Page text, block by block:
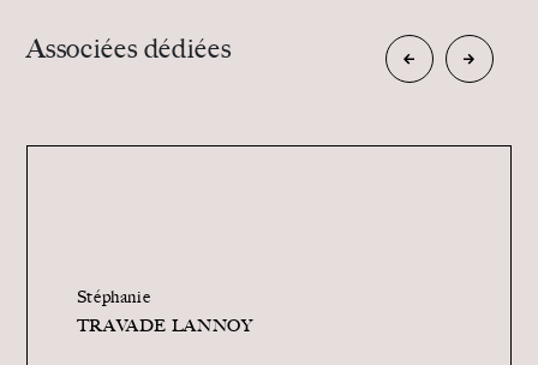
Associées dédiées
Stéphanie
TRAVADE LANNOY